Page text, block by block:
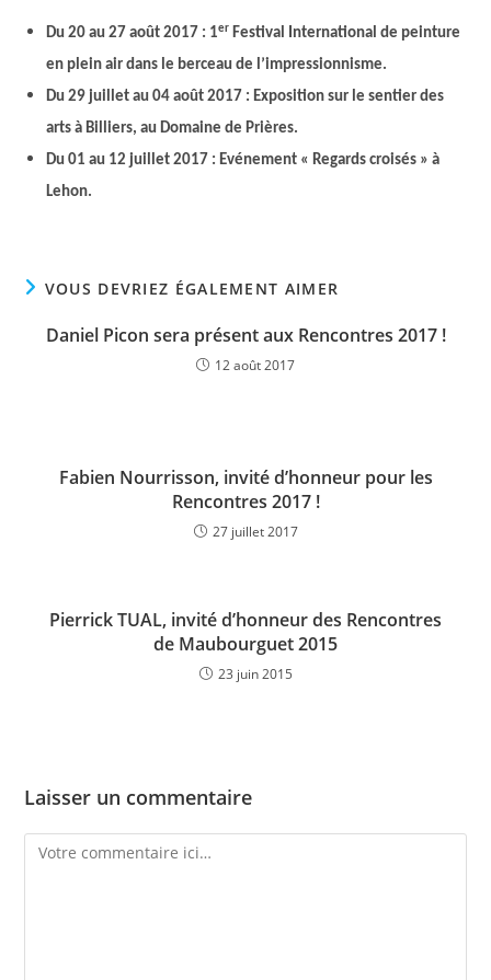
Du 20 au 27 août 2017 : 1er Festival International de peinture
en plein air dans le berceau de l’impressionnisme.
Du 29 juillet au 04 août 2017 : Exposition sur le sentier des
arts à Billiers, au Domaine de Prières.
Du 01 au 12 juillet 2017 : Evénement « Regards croisés » à
Lehon.
VOUS DEVRIEZ ÉGALEMENT AIMER
Daniel Picon sera présent aux Rencontres 2017 !
12 août 2017
Fabien Nourrisson, invité d’honneur pour les
Rencontres 2017 !
27 juillet 2017
Pierrick TUAL, invité d’honneur des Rencontres
de Maubourguet 2015
23 juin 2015
Laisser un commentaire
Comment